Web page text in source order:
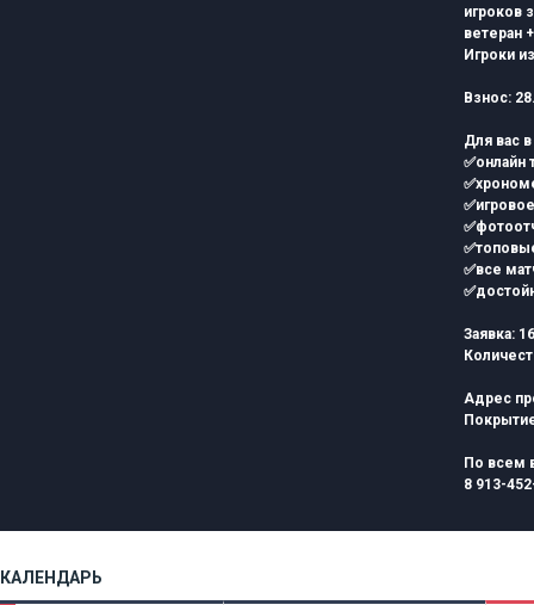
игроков
ветеран
Игроки
Взнос:
Для вас в
✅онлайн
✅все
Заявка:
Адрес
По всем
8 913-
КАЛЕНДАРЬ